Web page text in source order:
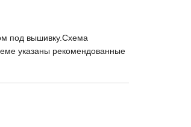
под вышивку.Схема
указаны рекомендованные